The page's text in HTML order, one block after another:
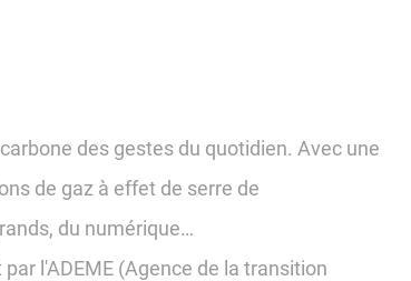
des gestes du quotidien. Avec une
de gaz à effet de serre de
du numérique…
l'ADEME (Agence de la transition